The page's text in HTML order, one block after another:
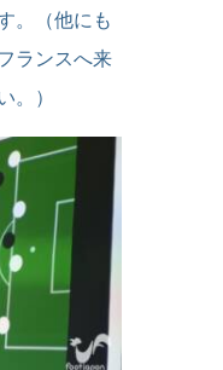
。（他にも
ランスへ来
。）